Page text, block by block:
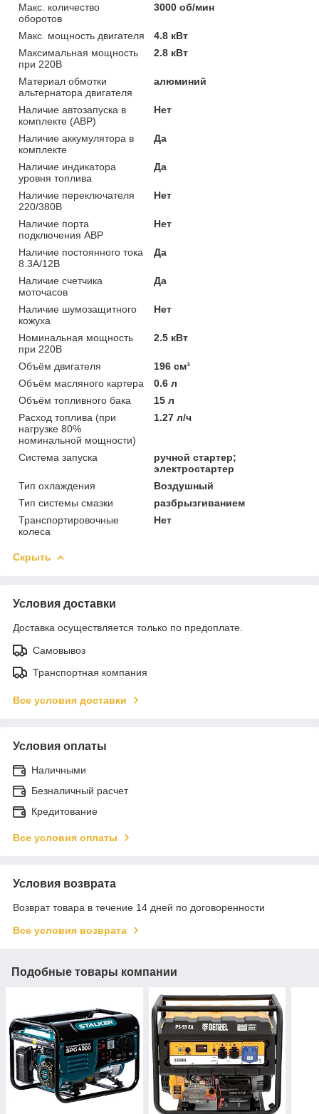
Макс. количество
оборотов
3000 об/мин
Макс. мощность двигателя
4.8 кВт
Максимальная мощность
при 220В
2.8 кВт
Материал обмотки
альтернатора двигателя
алюминий
Наличие автозапуска в
комплекте (АВР)
Нет
Наличие аккумулятора в
комплекте
Да
Наличие индикатора
уровня топлива
Да
Наличие переключателя
220/380В
Нет
Наличие порта
подключения АВР
Нет
Наличие постоянного тока
8.3А/12В
Да
Наличие счетчика
моточасов
Да
Наличие шумозащитного
кожуха
Нет
Номинальная мощность
при 220В
2.5 кВт
Объём двигателя
196 см³
Объём масляного картера
0.6 л
Объём топливного бака
15 л
Расход топлива (при
нагрузке 80%
номинальной мощности)
1.27 л/ч
Система запуска
ручной стартер;
электростартер
Тип охлаждения
Воздушный
Тип системы смазки
разбрызгиванием
Транспортировочные
колеса
Нет
Скрыть
Условия доставки
Доставка осуществляется только по предоплате.
Самовывоз
Транспортная компания
Все условия доставки
Условия оплаты
Наличными
Безналичный расчет
Кредитование
Все условия оплаты
Условия возврата
Возврат товара в течение 14 дней по договоренности
Все условия возврата
Подобные товары компании